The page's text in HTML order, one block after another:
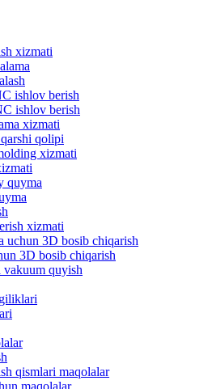
xizmati
ishlov berish
ishlov berish
xizmati
qolipi
xizmati
quyma
xizmati
uchun 3D bosib chiqarish
3D bosib chiqarish
vakuum quyish
qismlari maqolalar
maqolalar